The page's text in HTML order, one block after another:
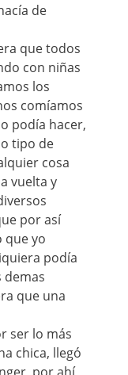
de
que todos
con niñas
los
comíamos
podía hacer,
tipo de
cosa
vuelta y
por así
que yo
podía
demas
que una
ser lo más
chica, llegó
por ahí